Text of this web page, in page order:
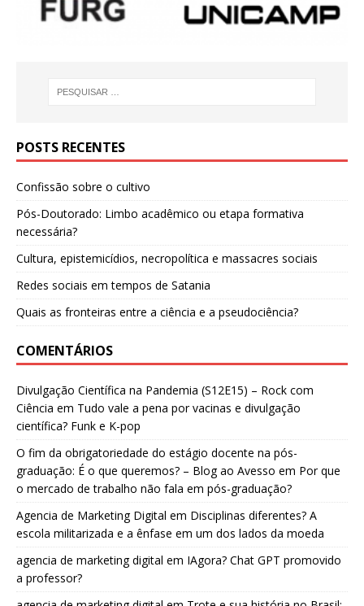
POSTS RECENTES
Confissão sobre o cultivo
Pós-Doutorado: Limbo acadêmico ou etapa formativa
necessária?
Cultura, epistemicídios, necropolítica e massacres sociais
Redes sociais em tempos de Satania
Quais as fronteiras entre a ciência e a pseudociência?
COMENTÁRIOS
Divulgação Científica na Pandemia (S12E15) – Rock com
Ciência em Tudo vale a pena por vacinas e divulgação
científica? Funk e K-pop
O fim da obrigatoriedade do estágio docente na pós-
graduação: É o que queremos? – Blog ao Avesso em Por que
o mercado de trabalho não fala em pós-graduação?
Agencia de Marketing Digital em Disciplinas diferentes? A
escola militarizada e a ênfase em um dos lados da moeda
agencia de marketing digital em IAgora? Chat GPT promovido
a professor?